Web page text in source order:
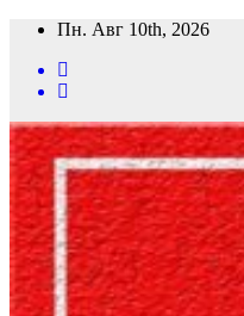
Перейти
содержимому
Пн. Авг 10th, 2026